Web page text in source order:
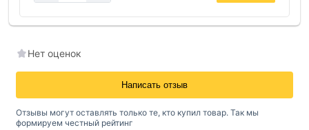
Нет оценок
Написать отзыв
Отзывы могут оставлять только те, кто купил товар. Так мы
формируем честный рейтинг